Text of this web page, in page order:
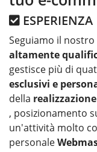
ESPERIENZA
Seguiamo il nostro
altamente
gestisce più di
esclusivi e
della
, posizionamento
un'attività molto
personale